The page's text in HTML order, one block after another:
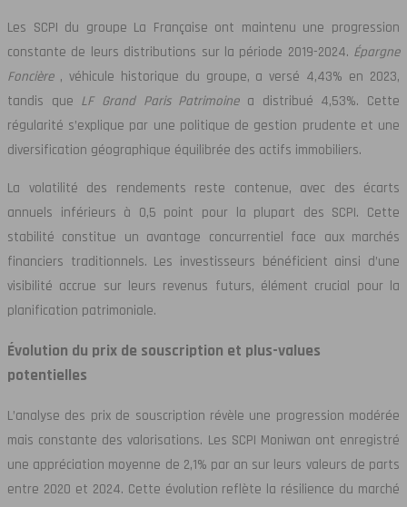
Les SCPI du groupe La Française ont maintenu une progression
constante de leurs distributions sur la période 2019-2024. Épargne
Foncière , véhicule historique du groupe, a versé 4,43% en 2023,
tandis que LF Grand Paris Patrimoine a distribué 4,53%. Cette
régularité s’explique par une politique de gestion prudente et une
diversification géographique équilibrée des actifs immobiliers.
La volatilité des rendements reste contenue, avec des écarts
annuels inférieurs à 0,5 point pour la plupart des SCPI. Cette
stabilité constitue un avantage concurrentiel face aux marchés
financiers traditionnels. Les investisseurs bénéficient ainsi d’une
visibilité accrue sur leurs revenus futurs, élément crucial pour la
planification patrimoniale.
Évolution du prix de souscription et plus-values
potentielles
L’analyse des prix de souscription révèle une progression modérée
mais constante des valorisations. Les SCPI Moniwan ont enregistré
une appréciation moyenne de 2,1% par an sur leurs valeurs de parts
entre 2020 et 2024. Cette évolution reflète la résilience du marché